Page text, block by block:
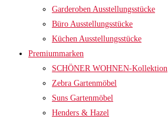
Garderoben Ausstellungsstücke
Büro Ausstellungsstücke
Küchen Ausstellungsstücke
Premiummarken
SCHÖNER WOHNEN-Kollektion
Zebra Gartenmöbel
Suns Gartenmöbel
Henders & Hazel